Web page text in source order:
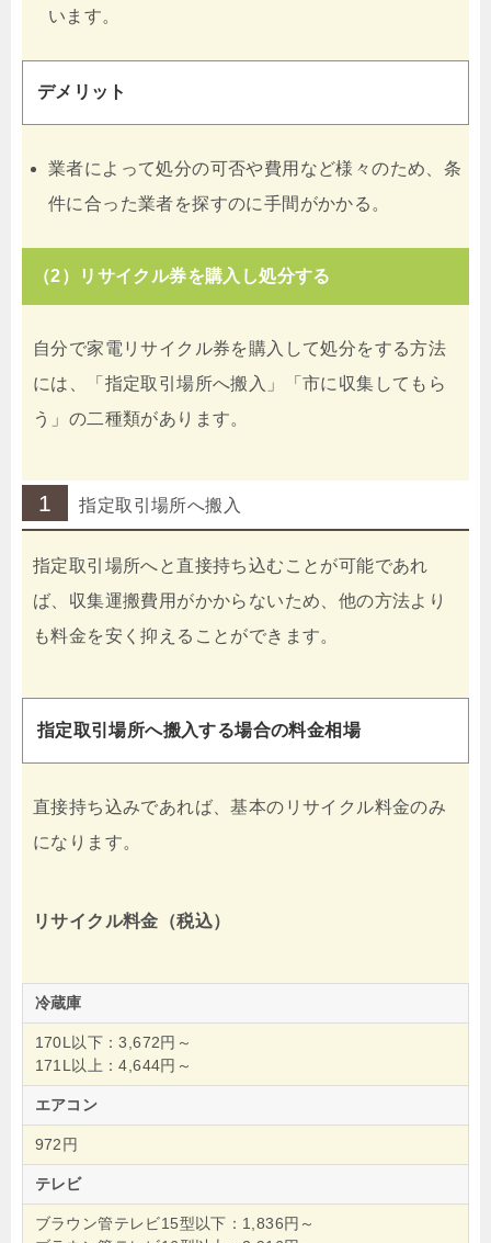
います。
デメリット
業者によって処分の可否や費用など様々のため、条
件に合った業者を探すのに手間がかかる。
（2）リサイクル券を購入し処分する
自分で家電リサイクル券を購入して処分をする方法
には、「指定取引場所へ搬入」「市に収集してもら
う」の二種類があります。
1 指定取引場所へ搬入
指定取引場所へと直接持ち込むことが可能であれ
ば、収集運搬費用がかからないため、他の方法より
も料金を安く抑えることができます。
指定取引場所へ搬入する場合の料金相場
直接持ち込みであれば、基本のリサイクル料金のみ
になります。
リサイクル料金（税込）
冷蔵庫
170L以下：3,672円～
171L以上：4,644円～
エアコン
972円
テレビ
ブラウン管テレビ15型以下：1,836円～